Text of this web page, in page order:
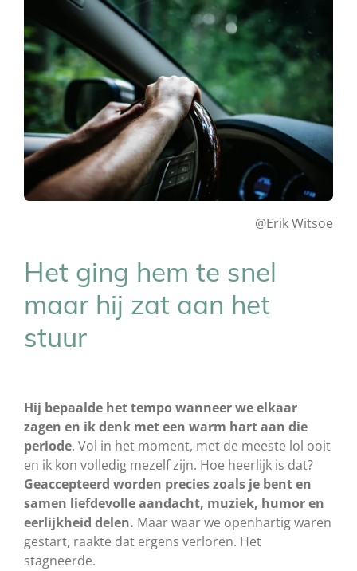
@Erik Witsoe
Het ging hem te snel
maar hij zat aan het
stuur
Hij bepaalde het tempo wanneer we elkaar
zagen en ik denk met een warm hart aan die
periode. Vol in het moment, met de meeste lol ooit
en ik kon volledig mezelf zijn. Hoe heerlijk is dat?
Geaccepteerd worden precies zoals je bent en
samen liefdevolle aandacht, muziek, humor en
eerlijkheid delen. Maar waar we openhartig waren
gestart, raakte dat ergens verloren. Het
stagneerde.